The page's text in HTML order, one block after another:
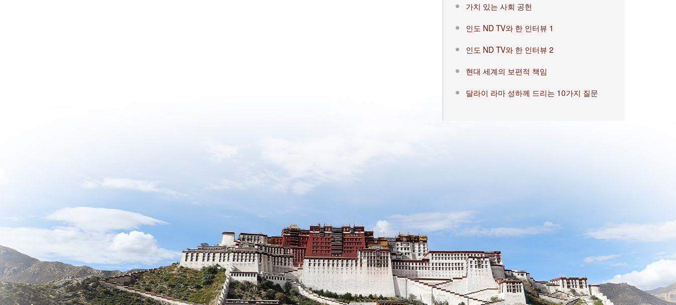
가치 있는 사회 공헌
인도 ND TV와 한 인터뷰 1
인도 ND TV와 한 인터뷰 2
현대 세계의 보편적 책임
달라이 라마 성하께 드리는 10가지 질문